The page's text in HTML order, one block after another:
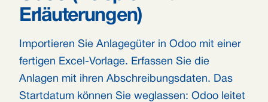
Erläuterungen)
Importieren Sie Anlagegüter in Odoo mit einer
fertigen Excel-Vorlage. Erfassen Sie die
Anlagen mit ihren Abschreibungsdaten. Das
Startdatum können Sie weglassen: Odoo leitet